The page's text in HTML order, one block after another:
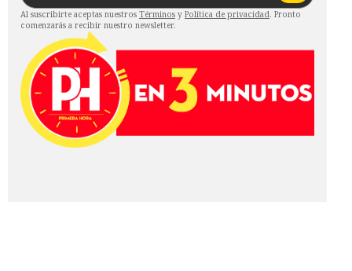
Al suscribirte aceptas nuestros Términos y Política de privacidad. Pronto
comenzarás a recibir nuestro newsletter.